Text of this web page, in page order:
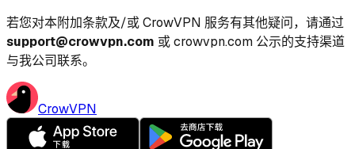
若您对本附加条款及/或 CrowVPN 服务有其他疑问，请通过
support@crowvpn.com 或 crowvpn.com 公示的支持渠道
与我公司联系。
CrowVPN